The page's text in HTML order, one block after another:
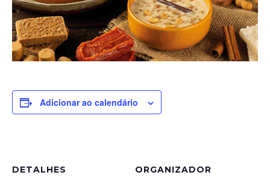
Adicionar ao calendário
DETALHES ORGANIZADOR